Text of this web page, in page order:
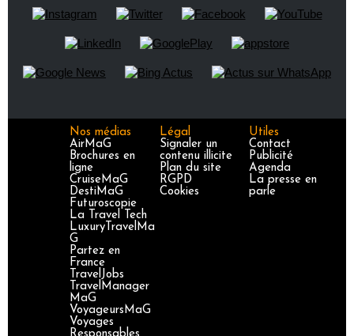
Nos médias
AirMaG
Brochures en
ligne
CruiseMaG
DestiMaG
Futuroscopie
La Travel Tech
LuxuryTravelMa
G
Partez en
France
TravelJobs
TravelManager
MaG
VoyageursMaG
Voyages
Légal
Signaler un
contenu illicite
Plan du site
RGPD
Cookies
Utiles
Contact
Publicité
Agenda
La presse en
parle